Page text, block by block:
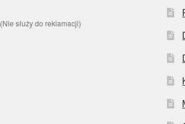
(Nie służy do reklamacji)